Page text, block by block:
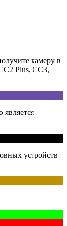
камеру в
Plus, CC3,
является
устройств